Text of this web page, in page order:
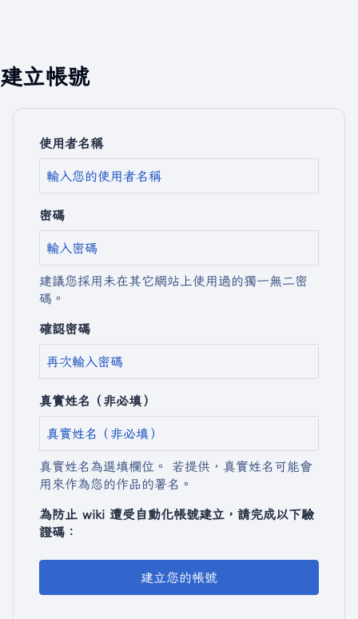
建立帳號
使用者名稱
密碼
建議您採用未在其它網站上使用過的獨一無二密
碼。
確認密碼
真實姓名（非必填）
真實姓名為選填欄位。 若提供，真實姓名可能會
用來作為您的作品的署名。
為防止 wiki 遭受自動化帳號建立，請完成以下驗
證碼：
建立您的帳號